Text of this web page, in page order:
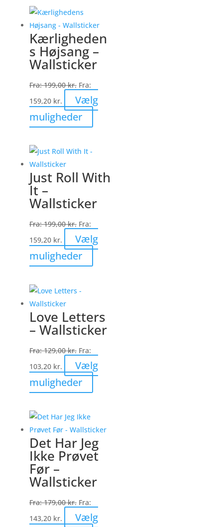
varianter.
Mulighederne
kan
vælges
varesiden
Kærligheden
s Højsang –
Wallsticker
Fra:199,00kr. Fra:
159,20 kr.
Vælg
muligheder
vare
Mulighederne
vælges
varesiden
Just Roll With
It –
Wallsticker
Fra:199,00kr. Fra:
159,20 kr.
Vælg
muligheder
vare
Mulighederne
kan
på
varesiden
Love Letters
– Wallsticker
Fra:129,00kr. Fra:
103,20 kr.
Vælg
muligheder
vare
varianter.
Mulighederne
kan
på
Det Har Jeg
Ikke Prøvet
Før –
Wallsticker
Fra:179,00kr. Fra:
143,20 kr.
Vælg